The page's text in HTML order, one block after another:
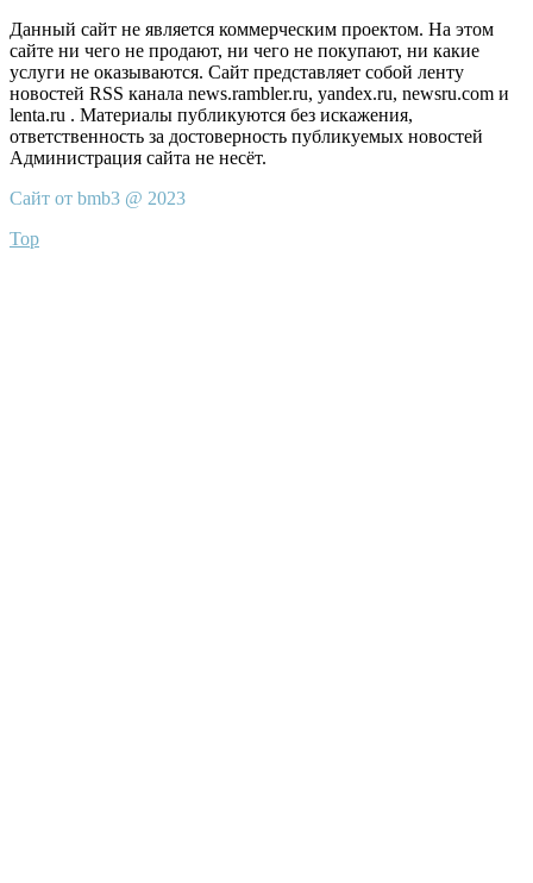
Данный сайт не является коммерческим проектом. На этом
сайте ни чего не продают, ни чего не покупают, ни какие
услуги не оказываются. Сайт представляет собой ленту
новостей RSS канала news.rambler.ru, yandex.ru, newsru.com и
lenta.ru . Материалы публикуются без искажения,
ответственность за достоверность публикуемых новостей
Администрация сайта не несёт.
Сайт от bmb3 @ 2023
Top